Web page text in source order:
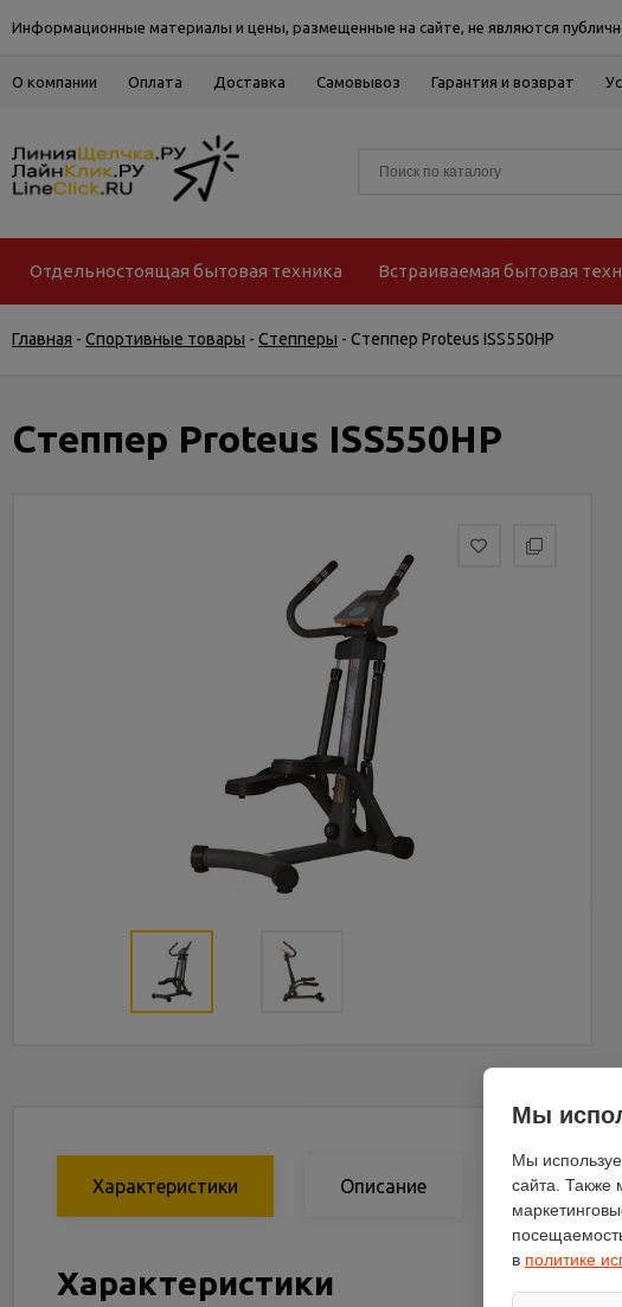
Информационные материалы и цены, размещенные на сайте, не являются
О компании Оплата Доставка Самовывоз Гарантия и возврат
Отдельностоящая бытовая техника Встраиваемая бытовая
Главная - Спортивные товары - Степперы - Степпер Proteus ISS550НР
Степпер Proteus ISS550НР
Характеристики Описание Отзывы
Характеристики
Мы
Мы
сайта. Также
в политике